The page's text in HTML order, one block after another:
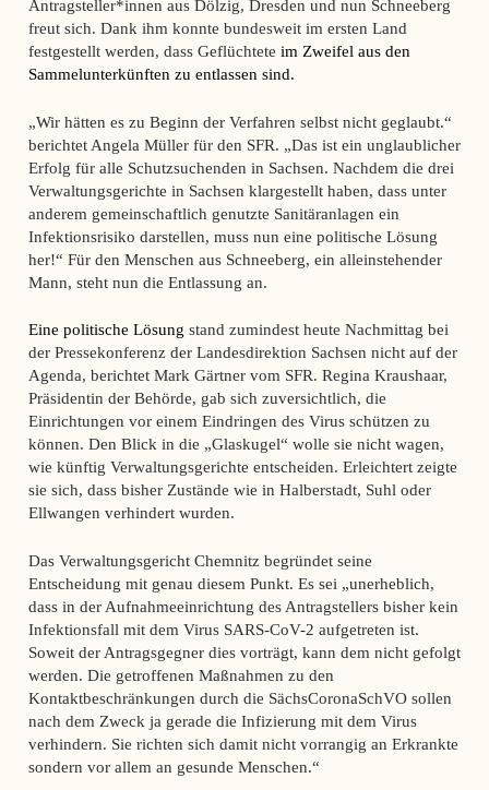
Antragsteller*innen aus Dölzig, Dresden und nun Schneeberg
freut sich. Dank ihm konnte bundesweit im ersten Land
festgestellt werden, dass Geflüchtete im Zweifel aus den
Sammelunterkünften zu entlassen sind.
„Wir hätten es zu Beginn der Verfahren selbst nicht geglaubt.“
berichtet Angela Müller für den SFR. „Das ist ein unglaublicher
Erfolg für alle Schutzsuchenden in Sachsen. Nachdem die drei
Verwaltungsgerichte in Sachsen klargestellt haben, dass unter
anderem gemeinschaftlich genutzte Sanitäranlagen ein
Infektionsrisiko darstellen, muss nun eine politische Lösung
her!“ Für den Menschen aus Schneeberg, ein alleinstehender
Mann, steht nun die Entlassung an.
Eine politische Lösung stand zumindest heute Nachmittag bei
der Pressekonferenz der Landesdirektion Sachsen nicht auf der
Agenda, berichtet Mark Gärtner vom SFR. Regina Kraushaar,
Präsidentin der Behörde, gab sich zuversichtlich, die
Einrichtungen vor einem Eindringen des Virus schützen zu
können. Den Blick in die „Glaskugel“ wolle sie nicht wagen,
wie künftig Verwaltungsgerichte entscheiden. Erleichtert zeigte
sie sich, dass bisher Zustände wie in Halberstadt, Suhl oder
Ellwangen verhindert wurden.
Das Verwaltungsgericht Chemnitz begründet seine
Entscheidung mit genau diesem Punkt. Es sei „unerheblich,
dass in der Aufnahmeeinrichtung des Antragstellers bisher kein
Infektionsfall mit dem Virus SARS-CoV-2 aufgetreten ist.
Soweit der Antragsgegner dies vorträgt, kann dem nicht gefolgt
werden. Die getroffenen Maßnahmen zu den
Kontaktbeschränkungen durch die SächsCoronaSchVO sollen
nach dem Zweck ja gerade die Infizierung mit dem Virus
verhindern. Sie richten sich damit nicht vorrangig an Erkrankte
sondern vor allem an gesunde Menschen.“